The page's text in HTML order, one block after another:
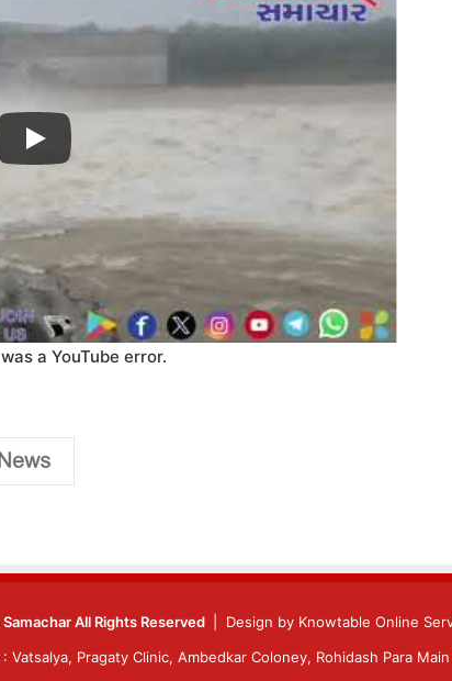
a YouTube error.
Samachar All Rights Reserved | Design by Knowtable Online
Pragaty Clinic, Ambedkar Coloney, Rohidash Para